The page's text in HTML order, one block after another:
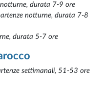
durata 7-9 ore
notturne, durata 7-8
durata 5-7 ore
settimanali, 51-53 ore